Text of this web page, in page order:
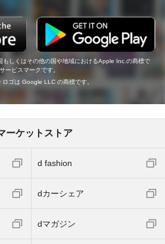
しくはその他の国や地域におけるApple Inc.の商標で
ービスマークです。
ゴは Google LLC の商標です。
ーケットストア
d fashion
dカーシェア
dマガジン